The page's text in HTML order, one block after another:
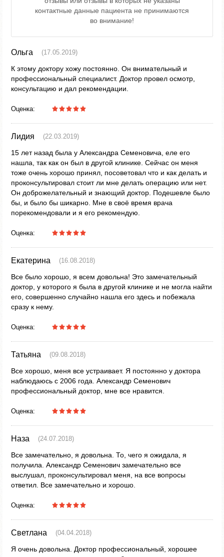
контактные данные пациента не принимаются
во внимание!
Ольга (17.05.2019)
К этому доктору хожу постоянно. Он внимательный и
профессиональный специалист. Доктор провел осмотр,
консультацию и дал рекомендации.
Оценка:
Лидия (22.03.2019)
15 лет назад была у Александра Семеновича, еле его
нашла, так как он был в другой клинике. Сейчас он меня
тоже очень хорошо принял, посоветовал что и как делать и
проконсультировал стоит ли мне делать операцию или нет.
Он доброжелательный и знающий доктор. Подешевле было
бы, и было бы шикарно. Мне в своё время врача
порекомендовали и я его рекомендую.
Оценка:
Екатерина (16.08.2018)
Все было хорошо, я всем довольна! Это замечательный
доктор, у которого я была в другой клинике и не могла найти
его, совершенно случайно нашла его здесь и побежала
сразу к нему.
Оценка:
Татьяна (09.08.2018)
Все хорошо, меня все устраивает. Я постоянно у доктора
наблюдаюсь с 2006 года. Александр Семенович
профессиональный доктор, мне все нравится.
Оценка:
Наза (24.07.2018)
Все замечательно, я довольна. То, чего я ожидала, я
получила. Александр Семенович замечательно все
выслушал, проконсультировал меня, на все вопросы
ответил. Все замечательно и хорошо.
Оценка:
Светлана (04.04.2018)
Я очень довольна. Доктор профессиональный, хорошее